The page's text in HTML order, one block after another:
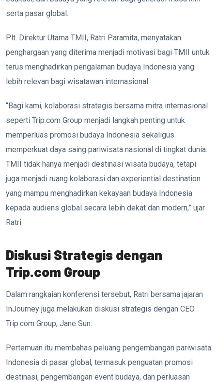
serta pasar global.
Plt. Direktur Utama TMII, Ratri Paramita, menyatakan
penghargaan yang diterima menjadi motivasi bagi TMII untuk
terus menghadirkan pengalaman budaya Indonesia yang
lebih relevan bagi wisatawan internasional.
“Bagi kami, kolaborasi strategis bersama mitra internasional
seperti Trip.com Group menjadi langkah penting untuk
memperluas promosi budaya Indonesia sekaligus
memperkuat daya saing pariwisata nasional di tingkat dunia.
TMII tidak hanya menjadi destinasi wisata budaya, tetapi
juga menjadi ruang kolaborasi dan experiential destination
yang mampu menghadirkan kekayaan budaya Indonesia
kepada audiens global secara lebih dekat dan modern,” ujar
Ratri.
Diskusi Strategis dengan
Trip.com Group
Dalam rangkaian konferensi tersebut, Ratri bersama jajaran
InJourney juga melakukan diskusi strategis dengan CEO
Trip.com Group, Jane Sun.
Pertemuan itu membahas peluang pengembangan pariwisata
Indonesia di pasar global, termasuk penguatan promosi
destinasi, pengembangan event budaya, dan perluasan